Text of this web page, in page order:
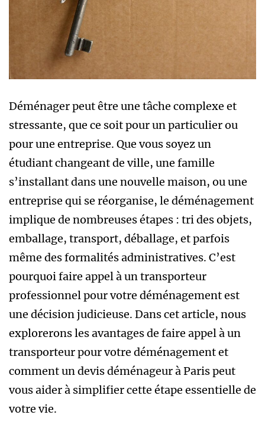
Déménager peut être une tâche complexe et
stressante, que ce soit pour un particulier ou
pour une entreprise. Que vous soyez un
étudiant changeant de ville, une famille
s’installant dans une nouvelle maison, ou une
entreprise qui se réorganise, le déménagement
implique de nombreuses étapes : tri des objets,
emballage, transport, déballage, et parfois
même des formalités administratives. C’est
pourquoi faire appel à un transporteur
professionnel pour votre déménagement est
une décision judicieuse. Dans cet article, nous
explorerons les avantages de faire appel à un
transporteur pour votre déménagement et
comment un devis déménageur à Paris peut
vous aider à simplifier cette étape essentielle de
votre vie.